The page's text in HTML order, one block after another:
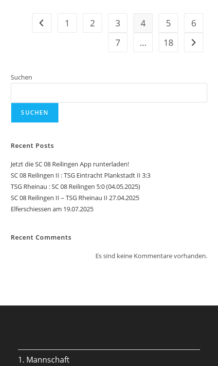
Fussballschule
Gehe zur vorherigen Seite
1 2 3 4 5
6
7
… 18 Gehe
Suchen
SUCHEN
Recent Posts
Jetzt die SC 08 Reilingen App runterladen!
SC 08 Reilingen II : TSG Eintracht Plankstadt II 3:3
TSG Rheinau : SC 08 Reilingen 5:0 (04.05.2025)
SC 08 Reilingen II – TSG Rheinau II 27.04.2025
Elferschiessen am 19.07.2025
Recent Comments
Es sind keine Kommentare vorhanden.
1. Mannschaft